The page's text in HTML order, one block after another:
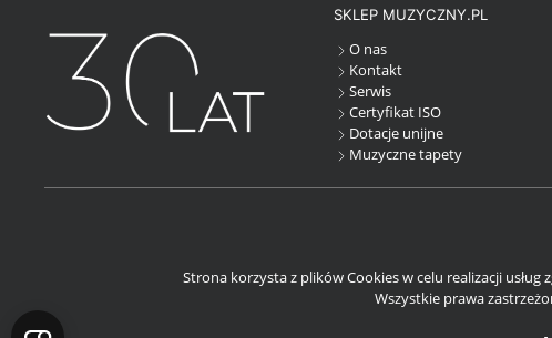
SKLEP MUZYCZNY.PL
O nas
Kontakt
Serwis
Certyfikat ISO
Dotacje unijne
Muzyczne tapety
Strona korzysta z plików Cookies w celu realizacji
Wszystkie prawa